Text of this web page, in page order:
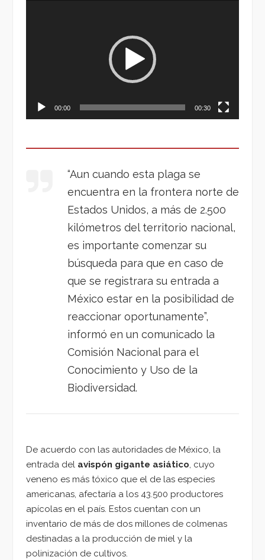
00:00 00:30
“Aun cuando esta plaga se
encuentra en la frontera norte de
Estados Unidos, a más de 2.500
kilómetros del territorio nacional,
es importante comenzar su
búsqueda para que en caso de
que se registrara su entrada a
México estar en la posibilidad de
reaccionar oportunamente”,
informó en un comunicado la
Comisión Nacional para el
Conocimiento y Uso de la
Biodiversidad.
De acuerdo con las autoridades de México, la
entrada del avispón gigante asiático, cuyo
veneno es más tóxico que el de las especies
americanas, afectaría a los 43.500 productores
apícolas en el país. Estos cuentan con un
inventario de más de dos millones de colmenas
destinadas a la producción de miel y la
polinización de cultivos.